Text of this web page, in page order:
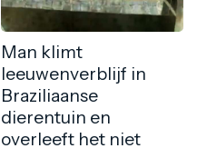
Man klimt
leeuwenverblijf in
Braziliaanse
dierentuin en
overleeft het niet